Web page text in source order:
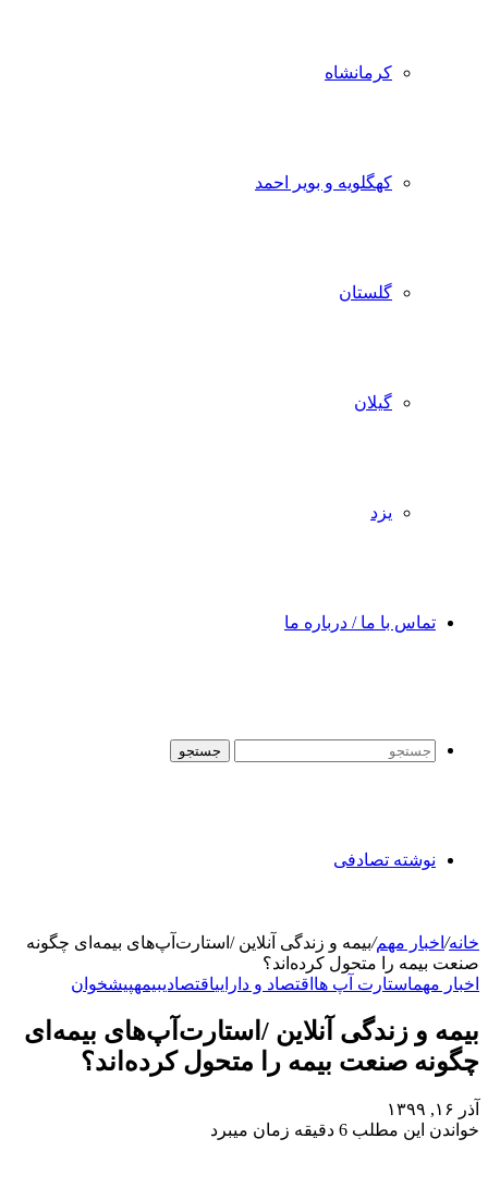
کرمانشاه
کهگلویه و بویر احمد
گلستان
گیلان
یزد
تماس با ما / درباره ما
جستجو
نوشته تصادفی
خانه/ اخبار مهم/بیمه و زندگی آنلاین /استارت‌آپ‌های بیمه‌ای چگونه
صنعت بیمه را متحول کرده‌اند؟
اخبار مهماستارت آپ ها اقتصاد و داراییاقتصادیبیمهپیشخوان
بیمه و زندگی آنلاین /استارت‌آپ‌های بیمه‌ای
چگونه صنعت بیمه را متحول کرده‌اند؟
آذر ۱۶, ۱۳۹۹
خواندن این مطلب 6 دقیقه زمان میبرد